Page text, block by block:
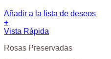
Añadir a la lista de deseos
+
Vista Rápida
Rosas Preservadas